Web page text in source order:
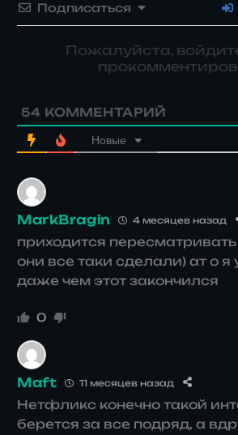
Подписаться
Пожалуйста,
54 КОММЕНТАРИЙ
Новые
MarkBragin 4 месяцев назад
приходится
они все таки сделали) ат о
даже чем этот закончился
0
Maft 11 месяцев назад
Нетфликс конечно такой
берется за все подряд, а